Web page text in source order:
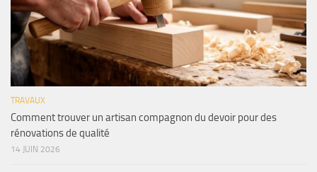
TRAVAUX
Comment trouver un artisan compagnon du devoir pour des
rénovations de qualité
14 JUIN 2026